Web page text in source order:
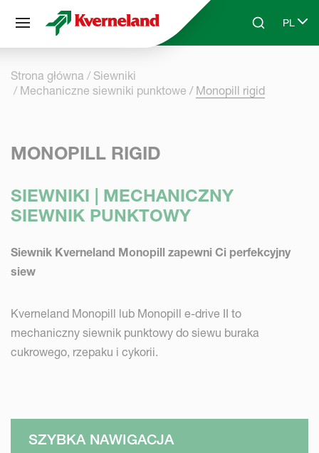
Skip to main contentSearchPL
Select
Strona główna
Siewniki
Mechaniczne siewniki punktowe
Monopill rigid
MONOPILL RIGID
SIEWNIKI | MECHANICZNY
SIEWNIK PUNKTOWY
Siewnik Kverneland Monopill zapewni Ci perfekcyjny
siew
Kverneland Monopill lub Monopill e-drive II to
mechaniczny siewnik punktowy do siewu buraka
cukrowego, rzepaku i cykorii.
SZYBKA NAWIGACJA
Panel zarządzania plikami cookies